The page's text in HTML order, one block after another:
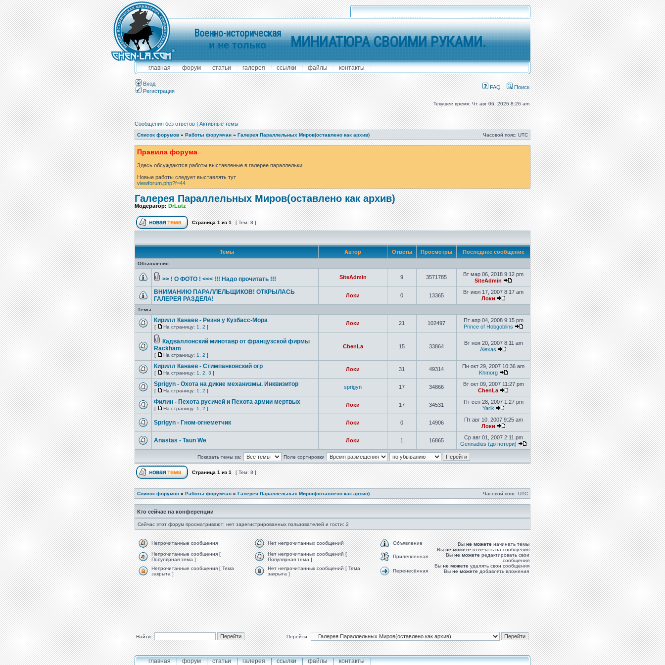
Военно-историческая
и не только МИНИАТЮРА СВОИМИ РУКАМИ.
главная форум статьи галерея ссылки файлы контакты
Вход
Регистрация
FAQ Поиск
Текущее время: Чт авг 06, 2026 8:26 am
Сообщения без ответов|Активные темы
Список форумов » Работы форумчан » Галерея Параллельных Миров(оставлено как архив) Часовой пояс: UTC
Правила форума
Здесь обсуждаются работы выставленые в галерее параллельки.
Новые работы следует выставлять тут
viewforum.php?f=44
Галерея Параллельных Миров(оставлено как архив)
Модератор:DrLutz
Страница1из1 [ Тем: 8 ]
Темы Автор Ответы Просмотры Последнее сообщение
Объявления
>> ! О ФОТО ! <<< !!! Надо прочитать !!! SiteAdmin 9 3571785
Вт мар 06, 2018 9:12 pm
SiteAdmin
ВНИМАНИЮ ПАРАЛЛЕЛЬЩИКОВ! ОТКРЫЛАСЬ
ГАЛЕРЕЯ РАЗДЕЛА!
Локи 0 13365
Вт июл 17, 2007 8:17 am
Локи
Темы
Кирилл Канаев - Резня у Кузбасс-Мора
[ На страницу: 1 2 ]
Локи 21 102497
Пт апр 04, 2008 9:15 pm
Prince of Hobgoblins
Кадваллонский минотавр от французской фирмы
Rackham
[ На страницу: 1 2 ]
ChenLa 15 33864
Вт ноя 20, 2007 8:11 am
Alexas
Кирилл Канаев - Стимпанковский огр
[ На страницу: 1 2 3 ]
Локи 31 49314
Пн окт 29, 2007 10:36 am
Khmorg
Sprigyn - Охота на дикие механизмы. Инквизитор
[ На страницу: 1 2 ]
sprigyn 17 34866
Вт окт 09, 2007 11:27 pm
ChenLa
Филин - Пехота русичей и Пехота армии мертвых
[ На страницу: 1 2 ]
Локи 17 34531
Пт сен 28, 2007 1:27 pm
Yarik
Sprigyn - Гном-огнеметчик Локи 0 14906
Пт авг 10, 2007 9:25 am
Локи
Anastas - Taun We Локи 1 16865
Ср авг 01, 2007 2:11 pm
Gennadius (до потери)
Показать темы за: Поле сортировки
Страница1из1 [ Тем: 8 ]
Список форумов » Работы форумчан » Галерея Параллельных Миров(оставлено как архив) Часовой пояс: UTC
Кто сейчас на конференции
Сейчас этот форум просматривают: нет зарегистрированных пользователей и гости: 2
Непрочитанные сообщения Нет непрочитанных сообщений
Объявление
Непрочитанные сообщения [
Популярная тема ]
Нет непрочитанных сообщений [
Популярная тема ]
Прилепленная
Непрочитанные сообщения [ Тема
закрыта ]
Нет непрочитанных сообщений [ Тема
закрыта ]
Перенесённая
Выне можетеначинать темы
Выне можетеотвечать на сообщения
Выне можетередактировать свои
сообщения
Выне можетеудалять свои сообщения
Выне можетедобавлять вложения
Найти: Перейти:
главная форум статьи галерея ссылки файлы контакты